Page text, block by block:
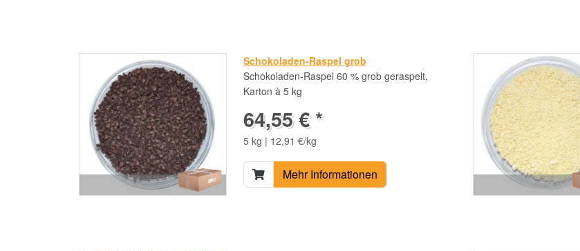
Schokoladen-Raspel grob
Schokoladen-Raspel 60 % grob geraspelt,
Karton à 5 kg
64,55 € *
5 kg | 12,91 €/kg
Mehr Informationen